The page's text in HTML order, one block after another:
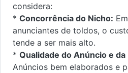
considera:
* Concorrência do Nicho:
anunciantes de toldos, o
tende a ser mais alto.
* Qualidade do Anúncio e
Anúncios bem elaborados e